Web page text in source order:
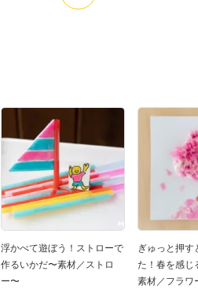
浮かべて遊ぼう！ストローで
作るいかだ〜素材／ストロ
ー〜
ぎゅっと押す
た！春を感じ
素材／フラワ